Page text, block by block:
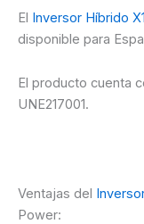
El Inversor Híbrido
disponible para
El producto cuenta
UNE217001.
Ventajas del
Power: